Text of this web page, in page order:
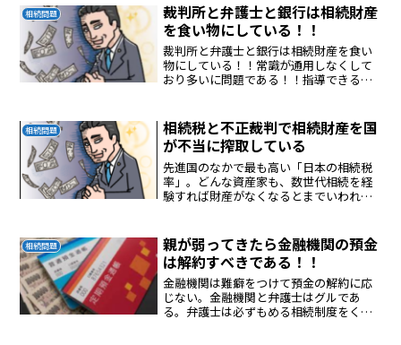
相続問題
裁判所と弁護士と銀行は相続財産
を食い物にしている！！
裁判所と弁護士と銀行は相続財産を食い
物にしている！！常識が通用しなくして
おり多いに問題である！！指導できる組
相続問題
相続税と不正裁判で相続財産を国
が不当に搾取している
先進国のなかで最も高い「日本の相続税
率」。どんな資産家も、数世代相続を経
験すれば財産がなくなるとまでいわれて
相続問題
親が弱ってきたら金融機関の預金
は解約すべきである！！
金融機関は難癖をつけて預金の解約に応
じない。金融機関と弁護士はグルであ
る。弁護士は必ずもめる相続制度をくい